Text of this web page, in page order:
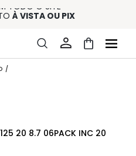
TODO O SITE
À VISTA OU PIX
(CONSULTE REGULAMENTO)
- CONS. REG.
20 8.7 06PACK INC 20